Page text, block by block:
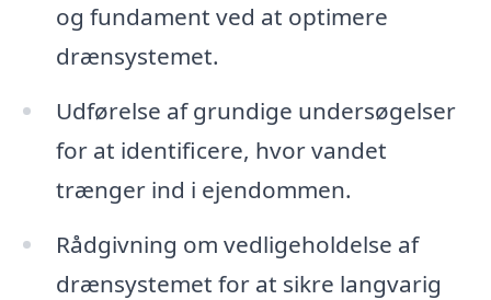
og fundament ved at optimere
drænsystemet.
Udførelse af grundige undersøgelser
for at identificere, hvor vandet
trænger ind i ejendommen.
Rådgivning om vedligeholdelse af
drænsystemet for at sikre langvarig